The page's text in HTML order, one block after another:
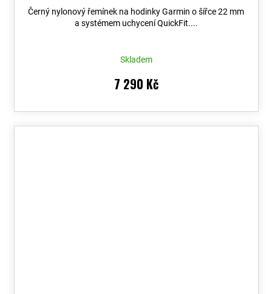
Černý nylonový řemínek na hodinky Garmin o šířce 22 mm
a systémem uchycení QuickFit....
Skladem
7 290 Kč